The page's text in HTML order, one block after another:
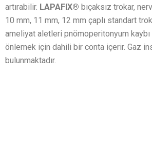
artırabilir. LAPAFIX® bıçaksız trokar,
10 mm, 11 mm, 12 mm çaplı standart
ameliyat aletleri pnömoperitonyum kaybı
önlemek için dahili bir conta içerir. Gaz
bulunmaktadır.